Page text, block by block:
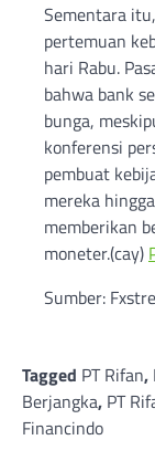
Sementara
pertemuan
hari Rabu.
bahwa bank
bunga,
konferensi
pembuat
mereka
memberikan
moneter.(cay)
Sumber:
Tagged PT Rifan,
Berjangka, PT
Financindo